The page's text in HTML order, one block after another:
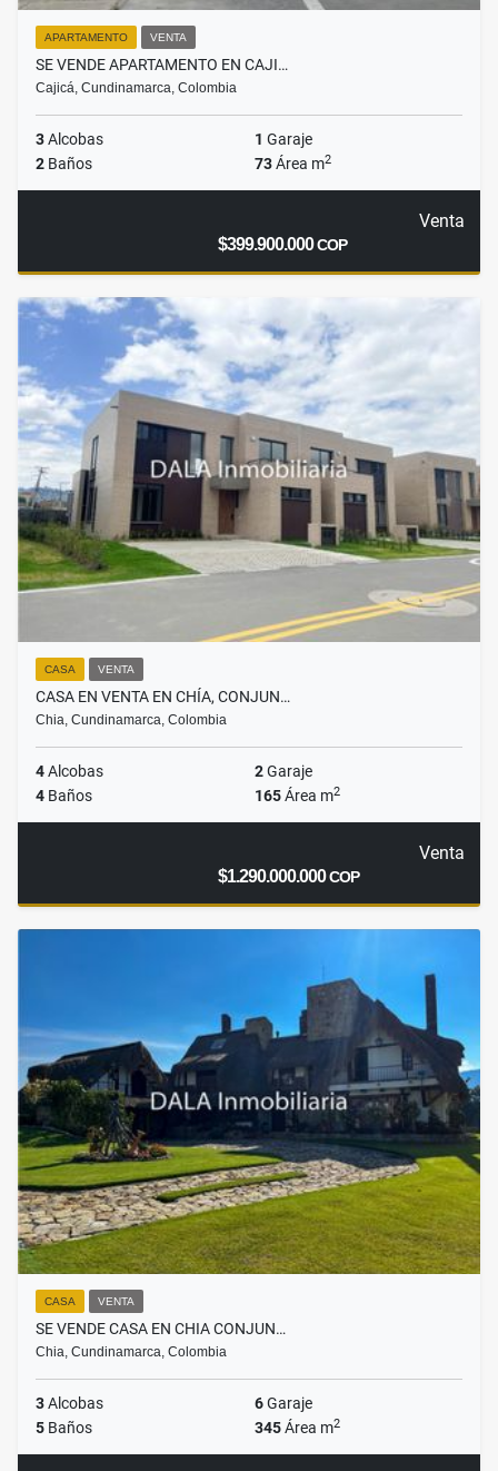
APARTAMENTO VENTA
SE VENDE APARTAMENTO EN CAJI…
Cajicá, Cundinamarca, Colombia
3Alcobas 1 Garaje
2 Baños 73Área m2
Venta
$399.900.000COP
CASA VENTA
CASA EN VENTA EN CHÍA, CONJUN…
Chia, Cundinamarca, Colombia
4Alcobas 2Garaje
4 Baños 165Área m2
Venta
$1.290.000.000COP
CASA VENTA
SE VENDE CASA EN CHIA CONJUN…
Chia, Cundinamarca, Colombia
3Alcobas 6Garaje
5 Baños 345Área m2